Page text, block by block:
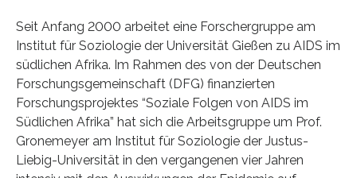
Seit Anfang 2000 arbeitet eine Forschergruppe am
Institut für Soziologie der Universität Gießen zu AIDS im
südlichen Afrika. Im Rahmen des von der Deutschen
Forschungsgemeinschaft (DFG) finanzierten
Forschungsprojektes “Soziale Folgen von AIDS im
Südlichen Afrika” hat sich die Arbeitsgruppe um Prof.
Gronemeyer am Institut für Soziologie der Justus-
Liebig-Universität in den vergangenen vier Jahren